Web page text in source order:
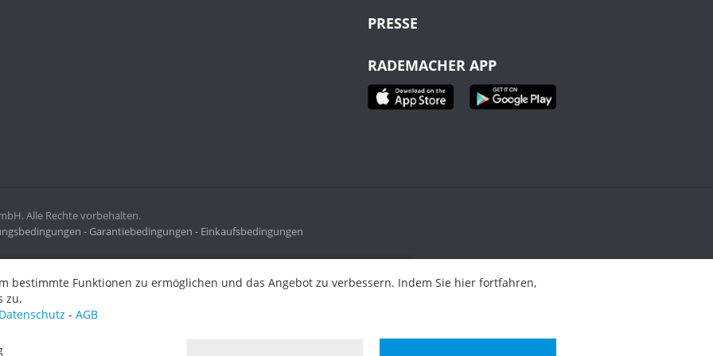
PRESSE
RADEMACHER APP
Alle Rechte vorbehalten.
- Garantiebedingungen - Einkaufsbedingungen
bestimmte Funktionen zu ermöglichen und das Angebot zu verbessern. Indem Sie hier fortfahren,
zu.
Datenschutz - AGB
und das Angebot zu verbessern. Indem Sie hier fortfahren,